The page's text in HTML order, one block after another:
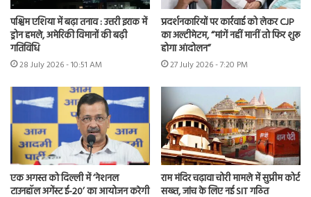
पश्चिम एशिया में बढ़ा तनाव : उत्तरी इराक में
ड्रोन हमले, अमेरिकी विमानों की बढ़ी
गतिविधि
28 July 2026 - 10:51 AM
प्रदर्शनकारियों पर कार्रवाई को लेकर CJP
का अल्टीमेटम, “मांगें नहीं मानीं तो फिर शुरू
होगा आंदोलन”
27 July 2026 - 7:20 PM
एक अगस्त को दिल्ली में ‘नेशनल
टाउनहॉल अगेंस्ट ई-20’ का आयोजन करेगी
राम मंदिर चढ़ावा चोरी मामले में सुप्रीम कोर्ट
सख्त, जांच के लिए नई SIT गठित